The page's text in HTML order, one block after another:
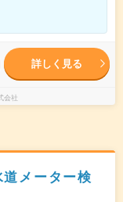
詳しく見る
会社
メーター検